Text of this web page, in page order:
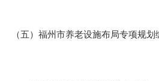
（五） 福州市养老设施布局专项规划